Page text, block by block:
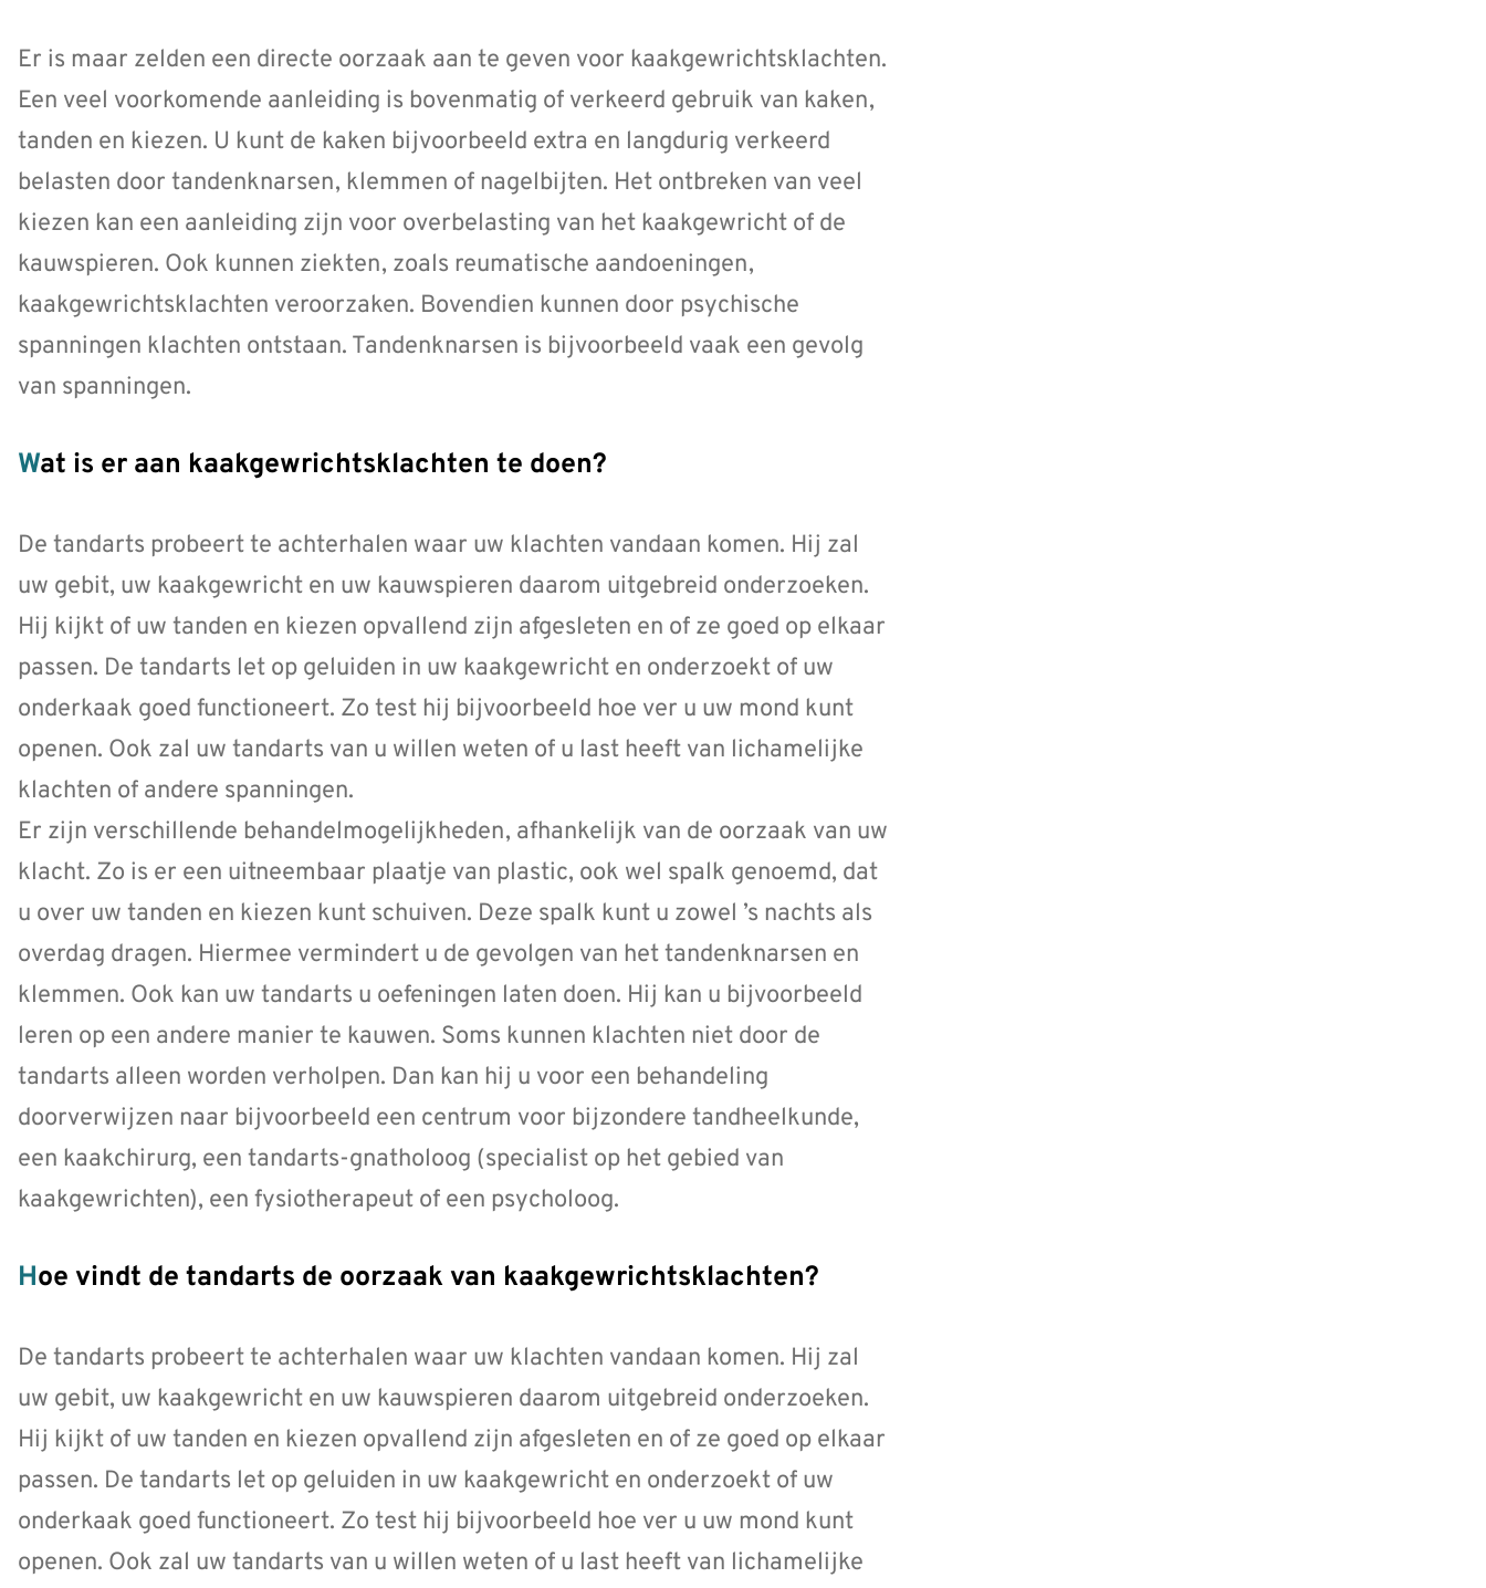
Er is maar zelden een directe oorzaak aan te geven voor kaakgewrichtsklachten.
Een veel voorkomende aanleiding is bovenmatig of verkeerd gebruik van kaken,
tanden en kiezen. U kunt de kaken bijvoorbeeld extra en langdurig verkeerd
belasten door tandenknarsen, klemmen of nagelbijten. Het ontbreken van veel
kiezen kan een aanleiding zijn voor overbelasting van het kaakgewricht of de
kauwspieren. Ook kunnen ziekten, zoals reumatische aandoeningen,
kaakgewrichtsklachten veroorzaken. Bovendien kunnen door psychische
spanningen klachten ontstaan. Tandenknarsen is bijvoorbeeld vaak een gevolg
van spanningen.
Wat is er aan kaakgewrichtsklachten te doen?
De tandarts probeert te achterhalen waar uw klachten vandaan komen. Hij zal
uw gebit, uw kaakgewricht en uw kauwspieren daarom uitgebreid onderzoeken.
Hij kijkt of uw tanden en kiezen opvallend zijn afgesleten en of ze goed op elkaar
passen. De tandarts let op geluiden in uw kaakgewricht en onderzoekt of uw
onderkaak goed functioneert. Zo test hij bijvoorbeeld hoe ver u uw mond kunt
openen. Ook zal uw tandarts van u willen weten of u last heeft van lichamelijke
klachten of andere spanningen.
Er zijn verschillende behandelmogelijkheden, afhankelijk van de oorzaak van uw
klacht. Zo is er een uitneembaar plaatje van plastic, ook wel spalk genoemd, dat
u over uw tanden en kiezen kunt schuiven. Deze spalk kunt u zowel ’s nachts als
overdag dragen. Hiermee vermindert u de gevolgen van het tandenknarsen en
klemmen. Ook kan uw tandarts u oefeningen laten doen. Hij kan u bijvoorbeeld
leren op een andere manier te kauwen. Soms kunnen klachten niet door de
tandarts alleen worden verholpen. Dan kan hij u voor een behandeling
doorverwijzen naar bijvoorbeeld een centrum voor bijzondere tandheelkunde,
een kaakchirurg, een tandarts-gnatholoog (specialist op het gebied van
kaakgewrichten), een fysiotherapeut of een psycholoog.
Hoe vindt de tandarts de oorzaak van kaakgewrichtsklachten?
De tandarts probeert te achterhalen waar uw klachten vandaan komen. Hij zal
uw gebit, uw kaakgewricht en uw kauwspieren daarom uitgebreid onderzoeken.
Hij kijkt of uw tanden en kiezen opvallend zijn afgesleten en of ze goed op elkaar
passen. De tandarts let op geluiden in uw kaakgewricht en onderzoekt of uw
onderkaak goed functioneert. Zo test hij bijvoorbeeld hoe ver u uw mond kunt
openen. Ook zal uw tandarts van u willen weten of u last heeft van lichamelijke